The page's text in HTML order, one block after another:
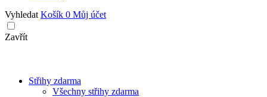
Vyhledat Košík 0 Můj účet
Zavřít
Střihy zdarma
Všechny střihy zdarma